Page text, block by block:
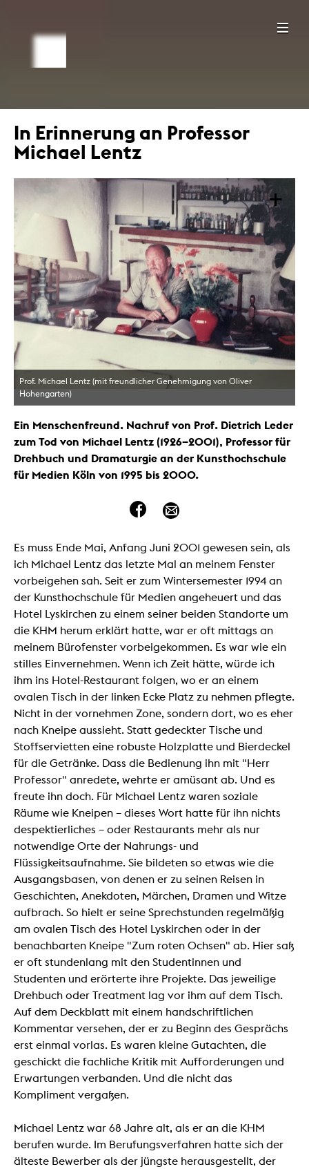
In Erinnerung an Professor
Michael Lentz
+
Prof. Michael Lentz (mit freundlicher Genehmigung von Oliver
Hohengarten)
Ein Menschenfreund. Nachruf von Prof. Dietrich Leder
zum Tod von Michael Lentz (1926–2001), Professor für
Drehbuch und Dramaturgie an der Kunsthochschule
für Medien Köln von 1995 bis 2000.
Es muss Ende Mai, Anfang Juni 2001 gewesen sein, als
ich Michael Lentz das letzte Mal an meinem Fenster
vorbeigehen sah. Seit er zum Wintersemester 1994 an
der Kunsthochschule für Medien angeheuert und das
Hotel Lyskirchen zu einem seiner beiden Standorte um
die KHM herum erklärt hatte, war er oft mittags an
meinem Bürofenster vorbeigekommen. Es war wie ein
stilles Einvernehmen. Wenn ich Zeit hätte, würde ich
ihm ins Hotel-Restaurant folgen, wo er an einem
ovalen Tisch in der linken Ecke Platz zu nehmen pflegte.
Nicht in der vornehmen Zone, sondern dort, wo es eher
nach Kneipe aussieht. Statt gedeckter Tische und
Stoffservietten eine robuste Holzplatte und Bierdeckel
für die Getränke. Dass die Bedienung ihn mit "Herr
Professor" anredete, wehrte er amüsant ab. Und es
freute ihn doch. Für Michael Lentz waren soziale
Räume wie Kneipen – dieses Wort hatte für ihn nichts
despektierliches – oder Restaurants mehr als nur
notwendige Orte der Nahrungs- und
Flüssigkeitsaufnahme. Sie bildeten so etwas wie die
Ausgangsbasen, von denen er zu seinen Reisen in
Geschichten, Anekdoten, Märchen, Dramen und Witze
aufbrach. So hielt er seine Sprechstunden regelmäßig
am ovalen Tisch des Hotel Lyskirchen oder in der
benachbarten Kneipe "Zum roten Ochsen" ab. Hier saß
er oft stundenlang mit den Studentinnen und
Studenten und erörterte ihre Projekte. Das jeweilige
Drehbuch oder Treatment lag vor ihm auf dem Tisch.
Auf dem Deckblatt mit einem handschriftlichen
Kommentar versehen, der er zu Beginn des Gesprächs
erst einmal vorlas. Es waren kleine Gutachten, die
geschickt die fachliche Kritik mit Aufforderungen und
Erwartungen verbanden. Und die nicht das
Kompliment vergaßen.
Michael Lentz war 68 Jahre alt, als er an die KHM
berufen wurde. Im Berufungsverfahren hatte sich der
älteste Bewerber als der jüngste herausgestellt, der